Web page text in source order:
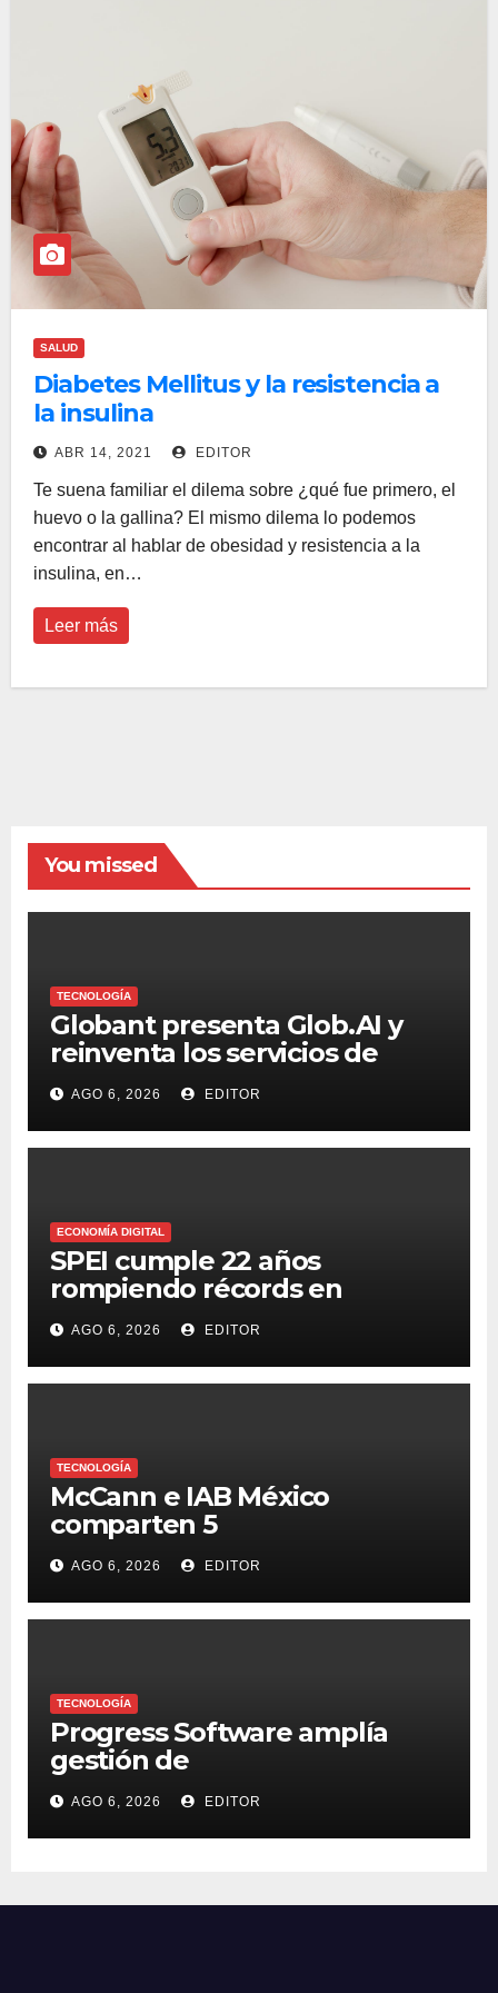
SALUD
Diabetes Mellitus y la resistencia a
la insulina
ABR 14, 2021 EDITOR
Te suena familiar el dilema sobre ¿qué fue primero, el
huevo o la gallina? El mismo dilema lo podemos
encontrar al hablar de obesidad y resistencia a la
insulina, en…
Leer más
You missed
TECNOLOGÍA
Globant presenta Glob.AI y
reinventa los servicios de
tecnología para la era de la IA
AGO 6, 2026 EDITOR
ECONOMÍA DIGITAL
SPEI cumple 22 años
rompiendo récords en
transferencias y adopción
AGO 6, 2026 EDITOR
TECNOLOGÍA
McCann e IAB México
comparten 5
macrotendencias en la
industria del marketing y la
publicidad
AGO 6, 2026 EDITOR
TECNOLOGÍA
Progress Software amplía
gestión de
supercomputadoras de IA
NVIDIA DGX Spark con Chef
AGO 6, 2026 EDITOR